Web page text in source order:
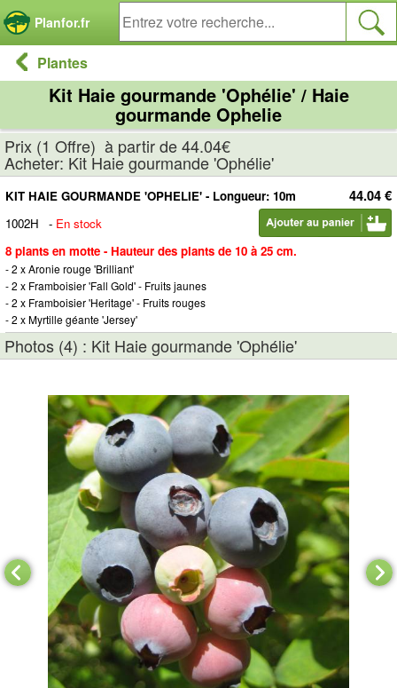
Planfor.fr
Plantes
Kit Haie gourmande 'Ophélie' / Haie
gourmande Ophelie
Prix (1 Offre) à partir de 44.04€
Acheter: Kit Haie gourmande 'Ophélie'
44.04 €
KIT HAIE GOURMANDE 'OPHELIE' - Longueur: 10m
1002H
- En stock
8 plants en motte - Hauteur des plants de 10 à 25 cm.
- 2 x Aronie rouge 'Brilliant'
- 2 x Framboisier 'Fall Gold' - Fruits jaunes
- 2 x Framboisier 'Heritage' - Fruits rouges
- 2 x Myrtille géante 'Jersey'
Photos (4) : Kit Haie gourmande 'Ophélie'
Panneau de gestion des cookies